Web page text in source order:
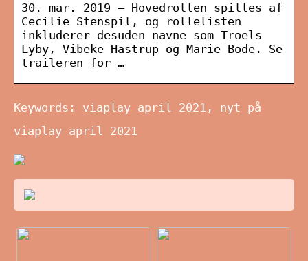
30. mar. 2019 — Hovedrollen spilles af
Cecilie Stenspil, og rollelisten
inkluderer desuden navne som Troels
Lyby, Vibeke Hastrup og Marie Bode. Se
traileren for …
Keywords: viaplay april 2021, nyt på
viaplay april 2021